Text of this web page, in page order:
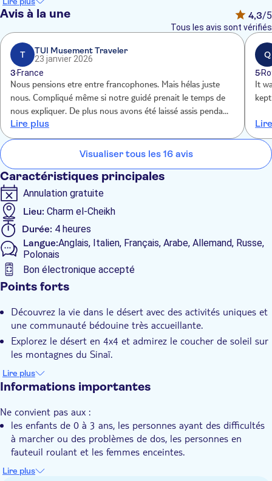
opportunités saisissantes parmi les silhouettes des montagnes
Prise en charge dans l'après-midi à votre hébergement à
Sharm El Sheikh. Dirigez-vous vers les montagnes du Sinaï,
avec ses collines et ses dunes, et arrivez au camp bédouin, où
vous serez accueilli avec un authentique thé bédouin. Grimpez
sur les collines pour admirer le magique coucher de soleil sur
les montagnes pendant que votre guide vous raconte des
histoires sur la vie et les traditions de ce peuple indigène du
désert.
De retour au camp, savourez un délicieux dîner bédouin
comprenant du riz, du kofta, du poulet, des légumes, des
salades et des boissons non alcoolisées, le tout accompagné
d'un spectacle folklorique. Après le dîner, découvrez
l'observation du ciel, l'astronomie et l'observation des étoiles
dans le ciel nocturne de Sharm El Sheikh. L'observation des
étoiles apaise l'esprit et le rajeunit. Enfin, profitez du voyage de
retour pour vous faire déposer à votre hôtel.
Avis à la une 4,3/5
Tous les avis sont vérifiés
T
TUI Musement Traveler
23 janvier 2026
3 France
Nous pensions etre entre francophones. Mais hélas juste
nous. Compliqué même si notre guidé prenait le temps de
nous expliquer. De plus nous avons été laissé assis pendant
1.30 sous une tente en attendant le tour de quad. On aurait
aimé le savoir avant nous aurions fait le quad également
Lire plus
Q
5
It
Visualiser tous les 16 avis
Caractéristiques principales
Annulation gratuite
Lieu: Charm el-Cheikh
Durée: 4 heures
Langue:Anglais, Italien, Français, Arabe, Allemand, Russe,
Polonais
Bon électronique accepté
Caractéristiques supplémentaires
Touche locale
Repas inclus
Bon numérique
Pick-up à l'hôtel
Transport inclus
Dîner
Points forts
Découvrez la vie dans le désert avec des activités uniques et
une communauté bédouine très accueillante.
Explorez le désert en 4x4 et admirez le coucher de soleil sur
les montagnes du Sinaï.
Dîner accompagné d'un spectacle folklorique et observation
des étoiles à l'aide d'un télescope.
Lire plus
Informations importantes
Ne convient pas aux :
les enfants de 0 à 3 ans, les personnes ayant des difficultés
à marcher ou des problèmes de dos, les personnes en
fauteuil roulant et les femmes enceintes.
À savoir à l'avance :
Lire plus